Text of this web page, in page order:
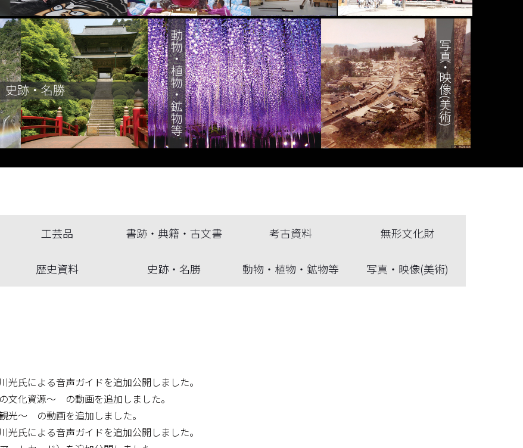
工芸品 書跡・典籍・古文書 考古資料 無形文化財
歴史資料 史跡・名勝 動物・植物・鉱物等 写真・映像(美術)
氏による音声ガイドを追加公開しました。
化資源～ の動画を追加しました。
光～ の動画を追加しました。
氏による音声ガイドを追加公開しました。